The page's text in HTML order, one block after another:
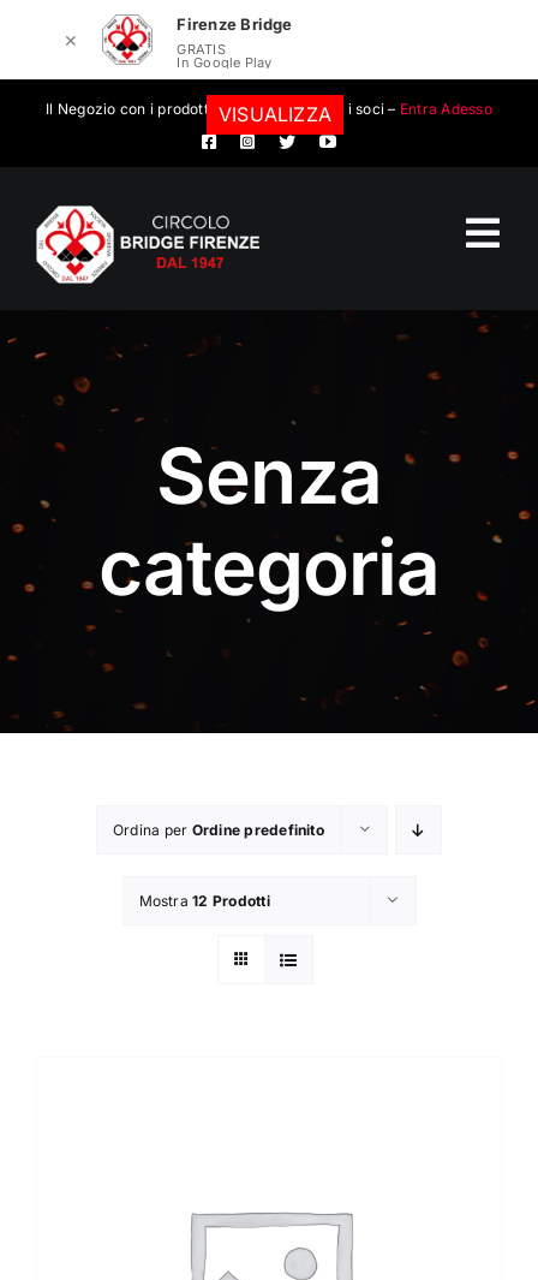
Il Negozio con i prodotti convenzionati per i soci – Entra Adesso
Circolo Bridge Firenze
Calendario eventi
Eventi
Scuola
Contatti
Chi Siamo
Senza
categoria
Ordina per Ordine predefinito
Mostra12 Prodotti
✕
Firenze Bridge
GRATIS
In Google Play
VISUALIZZA